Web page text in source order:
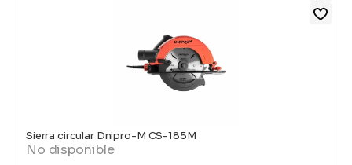
Sierra circular Dnipro-M CS-185M
No disponible